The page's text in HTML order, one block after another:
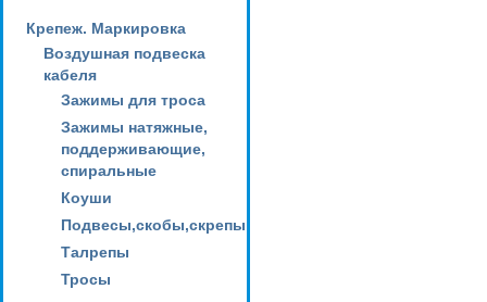
Крепеж. Маркировка
Воздушная подвеска
кабеля
Зажимы для троса
Зажимы натяжные,
поддерживающие,
спиральные
Коуши
Подвесы,скобы,скрепы
Талрепы
Тросы